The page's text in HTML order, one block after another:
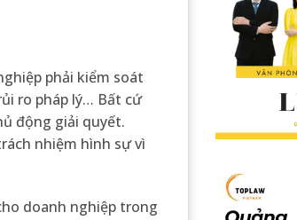
phải kiểm soát
ro pháp lý… Bất cứ
động giải quyết.
nhiệm hình sự vì
doanh nghiệp trong